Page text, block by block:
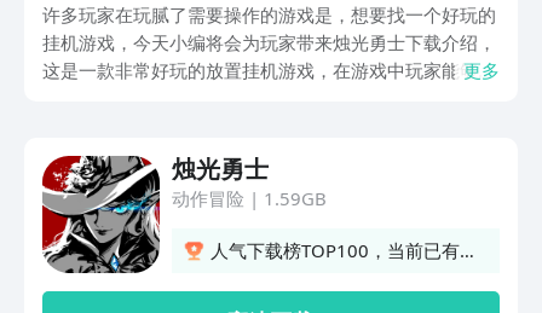
许多玩家在玩腻了需要操作的游戏是，想要找一个好玩的
挂机游戏，今天小编将会为玩家带来烛光勇士下载介绍，
这是一款非常好玩的放置挂机游戏，在游戏中玩家能够解
编一起来看看吧。
更多
烛光勇士
动作冒险 | 1.59GB
人气下载榜TOP100，当前已有6